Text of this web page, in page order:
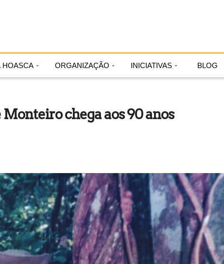
HOASCA ORGANIZAÇÃO INICIATIVAS BLOG
chega aos 90 anos